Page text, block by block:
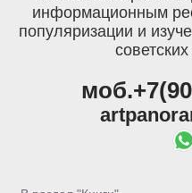
информационным
популяризации и